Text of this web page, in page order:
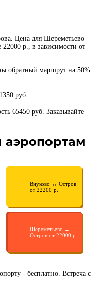
Цена для Шереметьево
р., в зависимости от
обратный маршрут на 50%
руб.
65450 руб. Заказывайте
Внуково ↔ Остров
от 22200 р.
Шереметьево ↔
Остров от 22000 р.
- бесплатно. Встреча с